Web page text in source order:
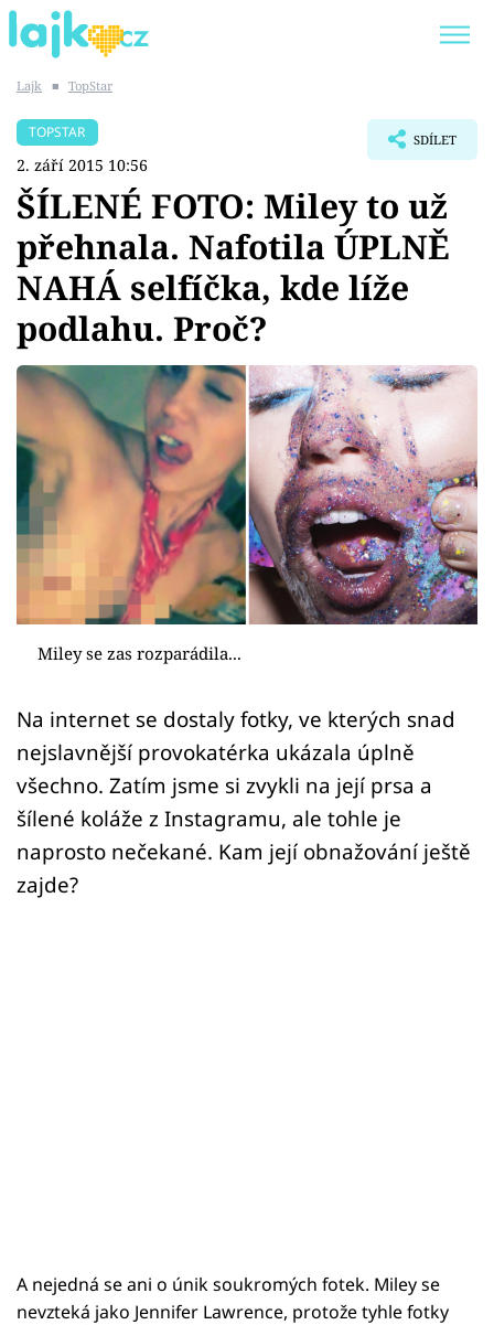
SHOPAHOLICADEL
Témata
Showbyznys
Youtubeři
Virály
Sex a vztahy
Videa
Sledujte prima+
Sledujte nás
Lajk ■ TopStar
TOPSTAR
2. září 2015 10:56
SDÍLET
ŠÍLENÉ FOTO: Miley to už
přehnala. Nafotila ÚPLNĚ
NAHÁ selfíčka, kde líže
podlahu. Proč?
Miley se zas rozparádila...
Na internet se dostaly fotky, ve kterých snad
nejslavnější provokatérka ukázala úplně
všechno. Zatím jsme si zvykli na její prsa a
šílené koláže z Instagramu, ale tohle je
naprosto nečekané. Kam její obnažování ještě
zajde?
A nejedná se ani o únik soukromých fotek. Miley se
nevzteká jako Jennifer Lawrence, protože tyhle fotky